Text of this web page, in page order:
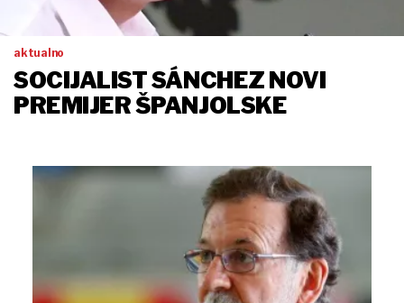
aktualno
SOCIJALIST SÁNCHEZ NOVI
PREMIJER ŠPANJOLSKE